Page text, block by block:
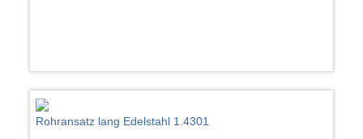
Rohransatz lang Edelstahl 1.4301